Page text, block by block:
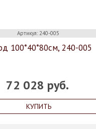
Артикул: 240-005
100*40*80см, 240-005
72 028 руб.
КУПИТЬ